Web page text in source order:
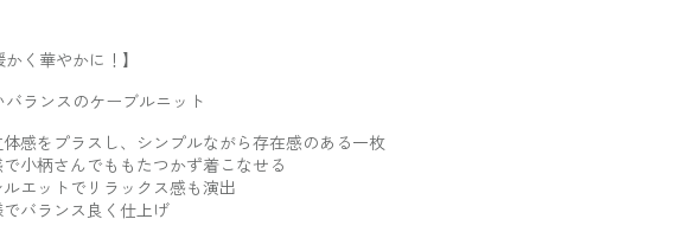
く華やかに！】
ランスのケーブルニット
感をプラスし、シンプルながら存在感のある一枚
小柄さんでももたつかず着こなせる
エットでリラックス感も演出
バランス良く仕上げ